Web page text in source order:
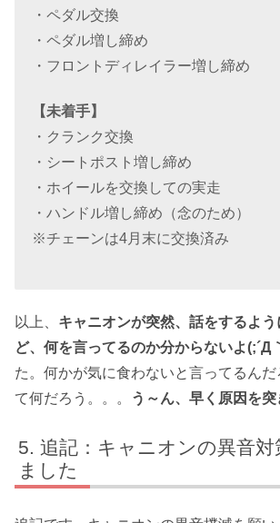
・ペダル交換
・ペダル増し締め
・フロントディレイラー増し締め
【未着手】
・クランク交換
・シートポスト増し締め
・ホイールを交換しての実走
・ハンドル増し締め（念のため）
※チェーンは4月末に交換済み
以上、 キャニオンが突然、話をするよ
ど、何を言ってるのか分からないよ(;´Д
た。何かが気に食わないと言ってるんだ
て何だろう。。。
う～ん、早く原因を
追記：キャニオンの異音対
ました